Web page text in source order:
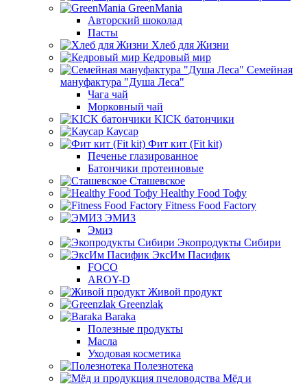
GreenMania
Авторский шоколад
Пасты
Хлеб для Жизни
Кедровый мир
Семейная
мануфактура "Душа Леса"
Чага чай
Морковный чай
KICK батончики
Каусар
Фит кит (Fit kit)
Печенье глазированное
Батончики протеиновые
Сташевское
Healthy Food Тофу
Fitness Food Factory
ЭМИЗ
Эмиз
Экопродукты Сибири
ЭксИм Пасифик
FOCO
AROY-D
Живой продукт
Greenzlak
Baraka
Полезные продукты
Масла
Уходовая косметика
Полезнотека
Мёд и